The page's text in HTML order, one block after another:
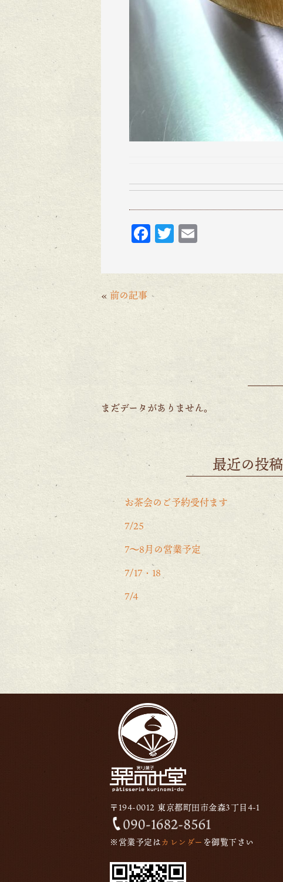
F
ac
eb
o
T
w
itt ai
l
« 前の記事
まだデータがありません。
最近の投稿
お茶会のご予約受付ます
7/25
7〜8月の営業予定
7/17・18
7/4
〒194-0012 東京都町田市金森3丁目4-1
※営業予定はカレンダー を御覧下さい